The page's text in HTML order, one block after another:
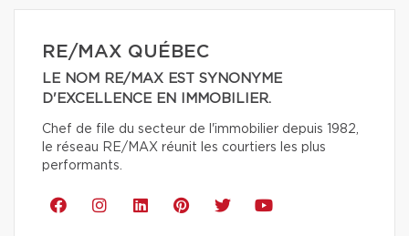
RE/MAX QUÉBEC
LE NOM RE/MAX EST SYNONYME
D'EXCELLENCE EN IMMOBILIER.
Chef de file du secteur de l'immobilier depuis 1982,
le réseau RE/MAX réunit les courtiers les plus
performants.